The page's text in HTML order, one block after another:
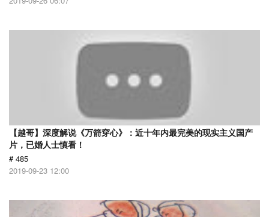
【越哥】深度解说《万箭穿心》：近十年内最完美的现实主义国产
片，已婚人士慎看！
# 485
2019-09-23 12:00